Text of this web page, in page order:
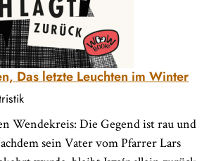
Das letzte Leuchten im Winter
Wendekreis: Die Gegend ist rau und
sein Vater vom Pfarrer Lars